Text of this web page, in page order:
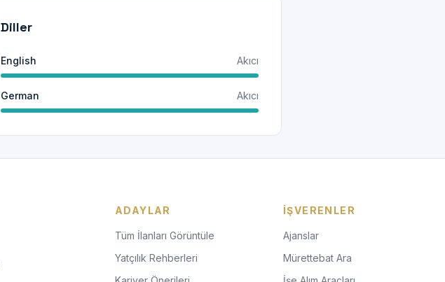
Diller
English Akıcı
German Akıcı
ADAYLAR
Tüm İlanları Görüntüle
Yatçılık Rehberleri
İŞVERENLER
Ajanslar
Mürettebat Ara